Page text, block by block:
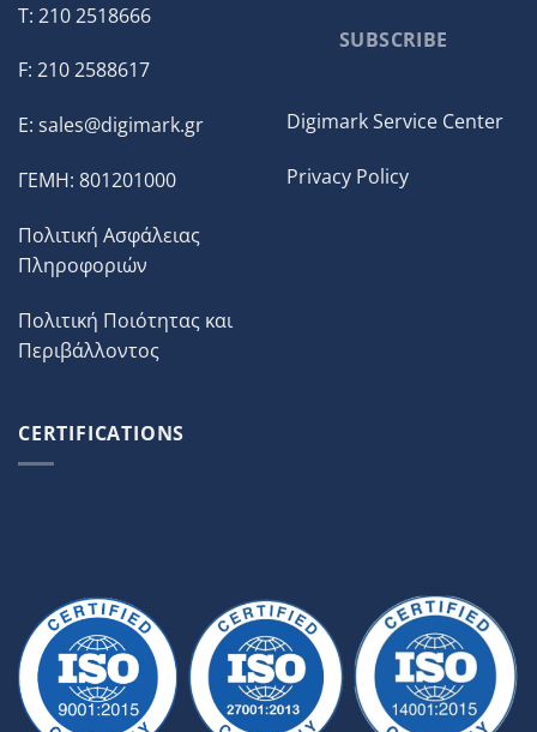
T: 210 2518666
F: 210 2588617
E: sales@digimark.gr
ΓΕΜΗ: 801201000
Πολιτική Ασφάλειας
Πληροφοριών
Πολιτική Ποιότητας και
Περιβάλλοντος
SUBSCRIBE
Digimark Service Center
Privacy Policy
CERTIFICATIONS